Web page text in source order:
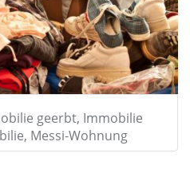
geerbt, Immobilie
Messi-Wohnung